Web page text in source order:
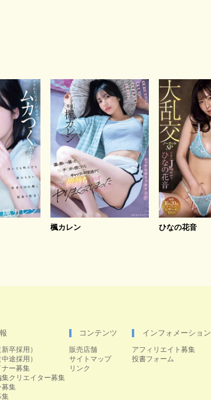
楓カレン ひなの花音
卒採用）
途採用）
ー募集
クリエイター募集
集
コンテンツ
販売店舗
サイトマップ
リンク
インフォメーション
アフィリエイト募集
投書フォーム